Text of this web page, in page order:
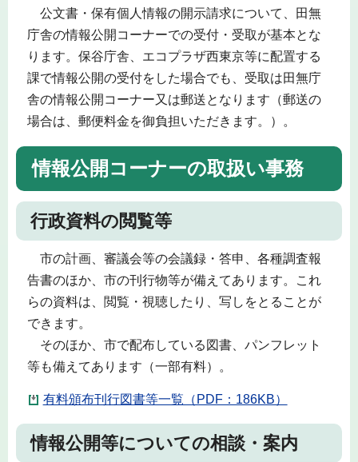
公文書・保有個人情報の開示請求について、田無
庁舎の情報公開コーナーでの受付・受取が基本とな
ります。保谷庁舎、エコプラザ西東京等に配置する
課で情報公開の受付をした場合でも、受取は田無庁
舎の情報公開コーナー又は郵送となります（郵送の
場合は、郵便料金を御負担いただきます。）。
情報公開コーナーの取扱い事務
行政資料の閲覧等
市の計画、審議会等の会議録・答申、各種調査報
告書のほか、市の刊行物等が備えてあります。これ
らの資料は、閲覧・視聴したり、写しをとることが
できます。
そのほか、市で配布している図書、パンフレット
等も備えてあります（一部有料）。
有料頒布刊行図書等一覧（PDF：186KB）
情報公開等についての相談・案内